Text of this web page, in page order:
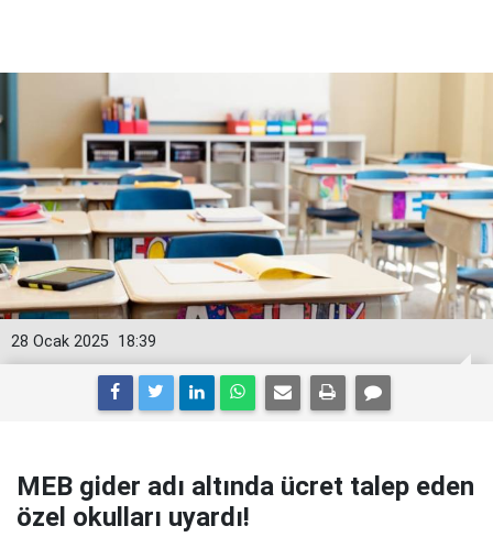
18:39
28 Ocak 2025
MEB gider adı altında ücret talep eden
özel okulları uyardı!